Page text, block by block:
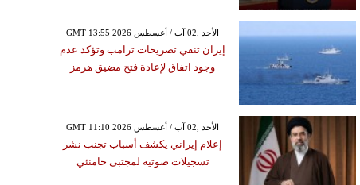
GMT 13:55 2026 الأحد ,02 آب / أغسطس
إيران تنفي تصريحات ترامب وتؤكد عدم
وجود اتفاق لإعادة فتح مضيق هرمز
GMT 11:10 2026 الأحد ,02 آب / أغسطس
إعلام إيراني يكشف أسباب تجنب نشر
تسجيلات صوتية لمجتبى خامنئي